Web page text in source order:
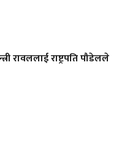
रावललाई राष्ट्रपति पौडेलले